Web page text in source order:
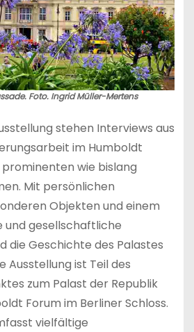
Foto. Ingrid Müller-Mertens
stehen Interviews aus
im Humboldt
wie bislang
Mit persönlichen
Objekten und einem
und gesellschaftliche
die Geschichte des Palastes
Ausstellung ist Teil des
zum Palast der Republik
Forum im Berliner Schloss.
vielfältige